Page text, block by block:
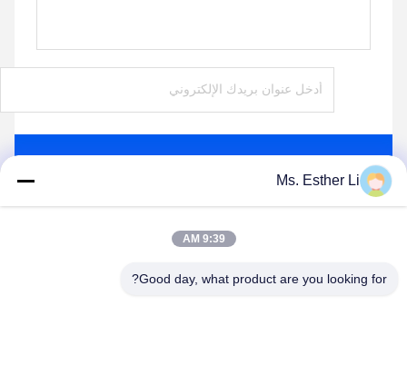
Ms. Esther Li
9:39 AM
Good day, what product are you looking for?